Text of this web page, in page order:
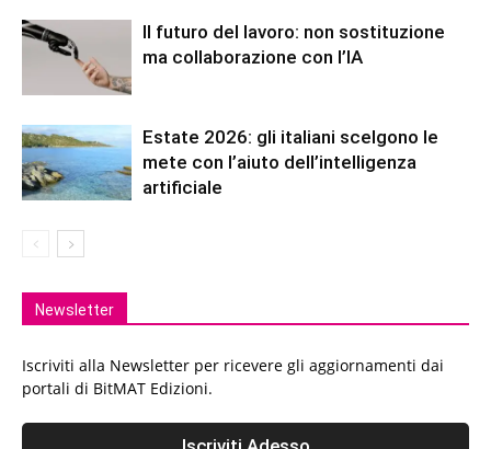
Il futuro del lavoro: non sostituzione
ma collaborazione con l’IA
Estate 2026: gli italiani scelgono le
mete con l’aiuto dell’intelligenza
artificiale
Newsletter
Iscriviti alla Newsletter per ricevere gli aggiornamenti dai
portali di BitMAT Edizioni.